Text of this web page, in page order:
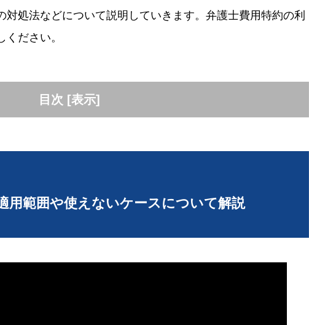
処法などについて説明していきます。弁護士費用特約の利
ださい。
目次 [表示]
用範囲や使えないケースについて解説